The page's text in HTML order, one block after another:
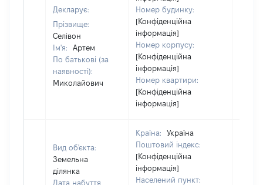
Декларує:
Прізвище:
Селівон
Ім'я:
Артем
По батькові (за
наявності):
Миколайович
Номер будинку:
[Конфіденційна
інформація]
Номер корпусу:
[Конфіденційна
інформація]
Номер квартири:
[Конфіденційна
інформація]
Вид об'єкта:
Земельна
ділянка
Дата набуття
Країна:
Україна
Поштовий індекс:
[Конфіденційна
інформація]
Населений пункт: